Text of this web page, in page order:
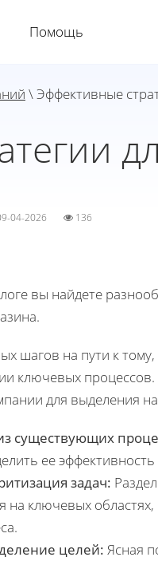
Помощь
\ Эффективные
09-04-2026 136
вы найдете
шагов на пути к тому,
ключевых
для выделения
существующих
ее
задач:
на ключевых
целей: Ясная